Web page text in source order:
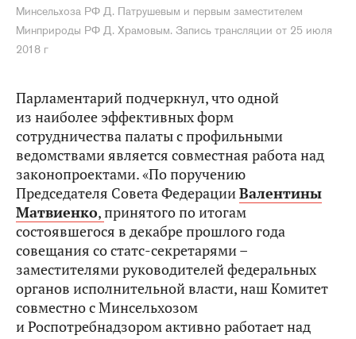
Минсельхоза РФ Д. Патрушевым и первым заместителем
Минприроды РФ Д. Храмовым. Запись трансляции от 25 июля
2018 г
Парламентарий подчеркнул, что одной
из наиболее эффективных форм
сотрудничества палаты с профильными
ведомствами является совместная работа над
законопроектами. «По поручению
Председателя Совета ФедерацииВалентины
Матвиенко,принятого по итогам
состоявшегося в декабре прошлого года
совещания со статс-секретарями –
заместителями руководителей федеральных
органов исполнительной власти, наш Комитет
совместно с Минсельхозом
и Роспотребнадзором активно работает над